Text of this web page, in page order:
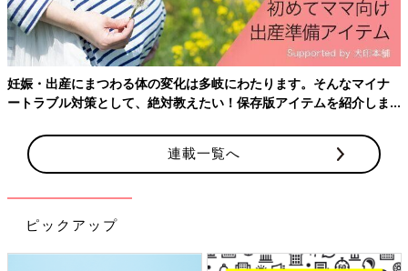
妊娠・出産にまつわる体の変化は多岐にわたります。そんなマイナ
ートラブル対策として、絶対教えたい！保存版アイテムを紹介しま
連載一覧へ
ピックアップ